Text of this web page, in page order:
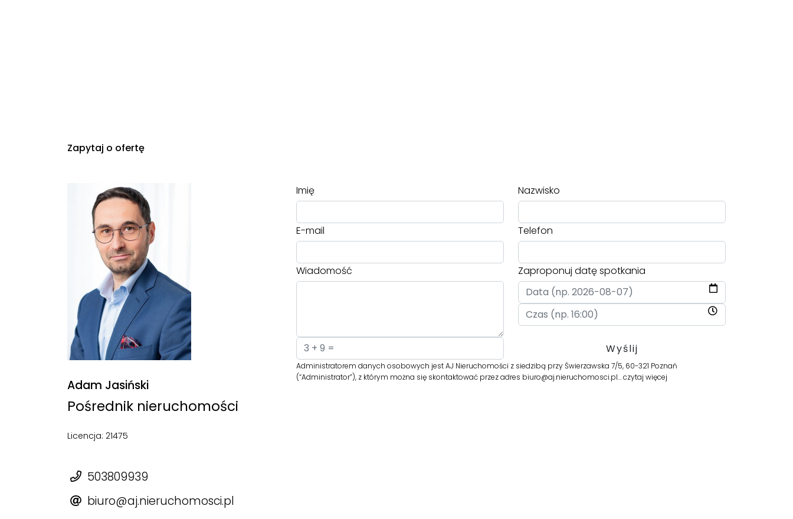
Zapytaj o ofertę
Adam Jasiński
Pośrednik nieruchomości
Licencja: 21475
503809939
biuro@aj.nieruchomosci.pl
Imię Nazwisko
E-mail Telefon
Wiadomość Zaproponuj datę spotkania
Administratorem danych osobowych jest AJ Nieruchomości z siedzibą przy Świerzawska 7/5, 60-321 Poznań
(“Administrator”), z którym można się skontaktować przez adres biuro@aj.nieruchomosci.pl…czytaj więcej